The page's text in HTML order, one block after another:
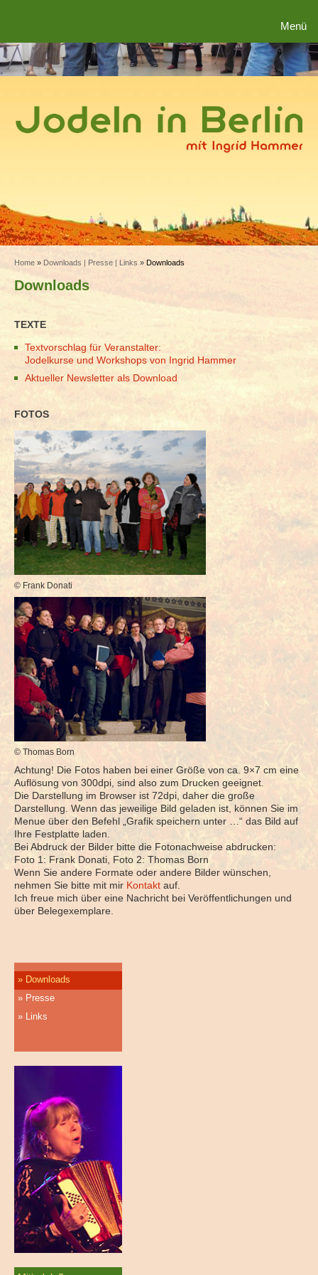
Downloads
Presse
Links
Home » Downloads | Presse | Links » Downloads
Downloads
TEXTE
Textvorschlag für Veranstalter:
Jodelkurse und Workshops von Ingrid Hammer
Aktueller Newsletter als Download
FOTOS
© Frank Donati
© Thomas Born
Achtung! Die Fotos haben bei einer Größe von ca. 9×7 cm eine
Auflösung von 300dpi, sind also zum Drucken geeignet.
Die Darstellung im Browser ist 72dpi, daher die große
Darstellung. Wenn das jeweilige Bild geladen ist, können Sie im
Menue über den Befehl „Grafik speichern unter …“ das Bild auf
Ihre Festplatte laden.
Bei Abdruck der Bilder bitte die Fotonachweise abdrucken:
Foto 1: Frank Donati, Foto 2: Thomas Born
Wenn Sie andere Formate oder andere Bilder wünschen,
nehmen Sie bitte mit mir Kontakt auf.
Ich freue mich über eine Nachricht bei Veröffentlichungen und
über Belegexemplare.
Menü